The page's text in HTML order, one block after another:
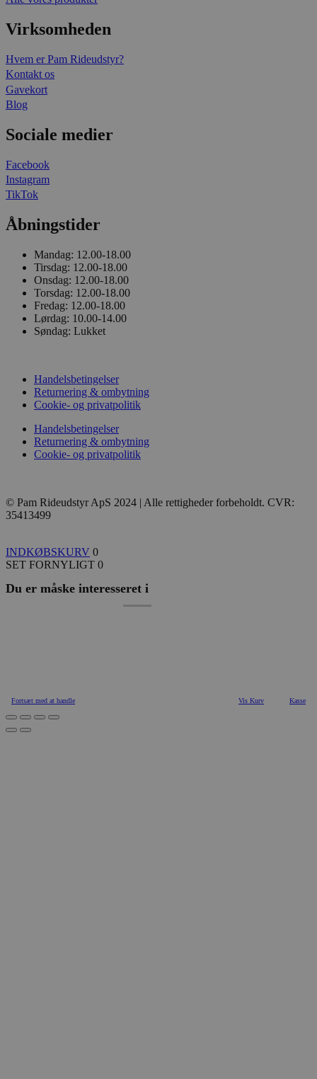
Virksomheden
Hvem er Pam Rideudstyr?
Kontakt os
Gavekort
Blog
Sociale medier
Facebook
Instagram
TikTok
Åbningstider
Mandag: 12.00-18.00
Tirsdag: 12.00-18.00
Onsdag: 12.00-18.00
Torsdag: 12.00-18.00
Fredag: 12.00-18.00
Lørdag: 10.00-14.00
Søndag: Lukket
Handelsbetingelser
Returnering & ombytning
Cookie- og privatpolitik
Handelsbetingelser
Returnering & ombytning
Cookie- og privatpolitik
© Pam Rideudstyr ApS 2024 | Alle rettigheder forbeholdt. CVR:
35413499
INDKØBSKURV 0
SET FORNYLIGT 0
Du er måske interesseret i
Fortsæt med at handle Vis Kurv Kasse